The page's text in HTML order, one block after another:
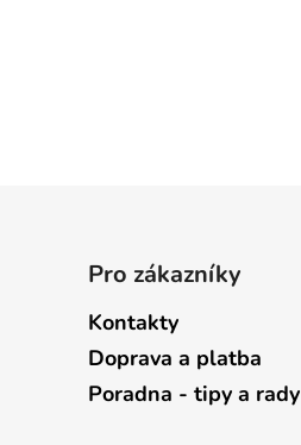
Pro zákazníky
Kontakty
Doprava a platba
Poradna - tipy a rady